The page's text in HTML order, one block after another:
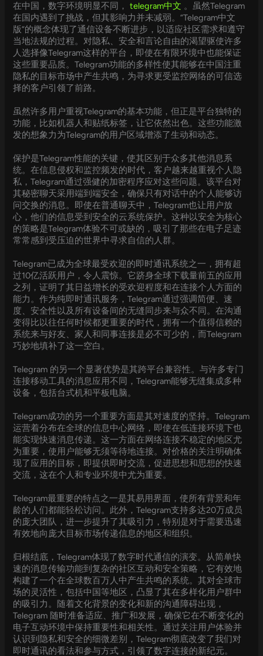
在中国，数字环境明显不同，telegram中文 。虽然Telegram
在国内遇到了挑战，但其影响力并未减弱。“Telegram中文
版”的概念体现了通信设备不断进步，以适应社区需求和遵守
当地法规的过程。对隐私、安全和言论自由的渴望驱使许多
人选择像Telegram这样的平台，即使在有限环境中也能保证
这些重要品质。Telegram功能的多样性使其能够在中国注重
隐私的目标市场中产生共鸣，为寻求更受监控网络的可信选
择的客户引领了前路。
虽然许多用户重视Telegram的基本功能，但正是平台独特的
功能，比如机器人和贴纸标签，让它依然出色。这些功能激
发的想象力为Telegram的用户区域增添了生动和动态。
保护是Telegram性能的关键，使其区别于众多其他消息系
统。在信息侵权和监控频发的时代，客户越来越重视个人隐
私，Telegram通过强健的加密程序应对这些问题。该平台对
其秘密聊天采用端到端安全，确保只有对话中的个人能够访
问交换的消息。即使在普通聊天中，Telegram也让用户放
心，他们的信息受到安全的云系统保护。这种以安全为核心
的策略是Telegram体验不可或缺的，吸引了那些在电子足迹
常常感到受压迫的世界中寻求自信的人群。
Telegram已成为全球最受欢迎的即时通讯系统之一，拥有超
过10亿活跃用户，令人震惊。它跻身全球下载量前五的应用
之列，证明了其日益增长的受欢迎程度和在连接个人方面的
能力。作为纯即时通讯服务，Telegram通过强调简便、速
度、安全性以及所有设备间的无缝同步来与众不同。在沟通
变得比以往任何时候都更重要的时代，拥有一个值得信赖的
系统来与好友、家人和同事连接是必不可少的，而Telegram
巧妙地填补了这一空白。
Telegram 的另一个显著优势是其跨平台兼容性。与许多专门
连接移动工具的消息应用不同，Telegram能够无缝集成多种
设备，包括台式机和平板电脑。
Telegram成功的另一个重要方面是其对速度的坚持。Telegram
运营着分布在全球的信息中心网络，即使在低连接环境下也
能实现快速消息传递。这一方面在网络连接不稳定的地区尤
为重要，使用户能够无须等待地连接。对价格的关注明确体
现了应用的目标，即提供即时交流，促进思想和思想的快速
交流，这在个人和专业环境中尤为重要。
Telegram最重要的特点之一是其易用界面，使所有背景和年
龄的人们都能轻松访问。此外，Telegram支持多达20万成员
的庞大团队，进一步提升了其吸引力，特别是对于需要迅速
有效地向庞大目标市场传递信息的地区和组织。
归根结底，Telegram体现了数字时代通信的演变。从简单快
速的消息传输功能到复杂的社区互动和安全策略，它有效地
构建了一个在全球数百万人中产生共鸣的系统。其对全球市
场的灵活性，包括中国等地区，凸显了其在多样化用户群中
的吸引力。随着文化背景的变化和新的沟通障碍出现，
Telegram 随时准备适应、推广和发展，确保它在不断变化的
电子互动环境中保持重要性和相关性。通过关注用户体验并
认识到隐私和安全的细微差别，Telegram彻底改变了我们对
即时通讯的看法和参与方式，引领了数字连接的新纪元。